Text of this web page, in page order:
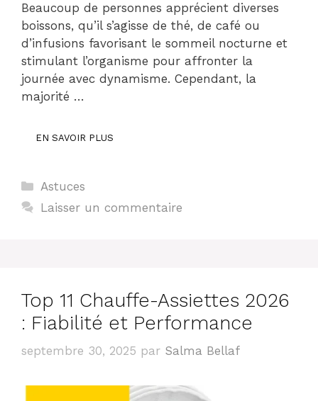
Beaucoup de personnes apprécient diverses
boissons, qu’il s’agisse de thé, de café ou
d’infusions favorisant le sommeil nocturne et
stimulant l’organisme pour affronter la
journée avec dynamisme. Cependant, la
majorité …
EN SAVOIR PLUS
Catégories
Astuces
Laisser un commentaire
Top 11 Chauffe-Assiettes 2026
: Fiabilité et Performance
septembre 30, 2025 par Salma Bellaf